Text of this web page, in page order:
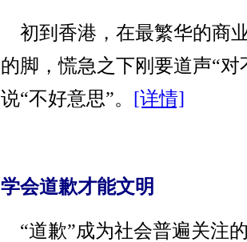
初到香港，在最繁华的商
的脚，慌急之下刚要道声“
说“不好意思”。 [详情]
学会道歉才能文明
“道歉”成为社会普遍关注